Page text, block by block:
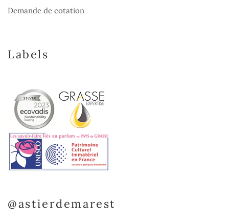
Demande de cotation
Labels
@astierdemarest